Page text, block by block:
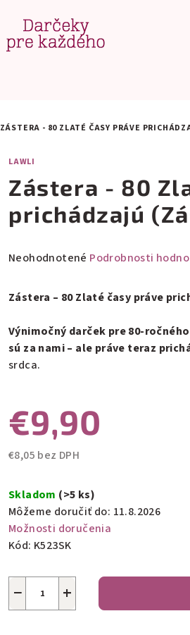
ZÁSTERA - 80 ZLATÉ ČASY PRÁVE
LAWLI
Zástera - 80
prichádzajú
Priemerné
produktu
0,0
Neohodnotené Podrobnosti
Zástera – 80 Zlaté časy práve
Výnimočný darček pre 80-
sú za nami – ale práve teraz
srdca.
€9,90
€8,05 bez DPH
cena:
Skladom (>5 ks)
Môžeme doručiť do: 11.8.2026
Možnosti doručenia
Kód: K523SK
+
−